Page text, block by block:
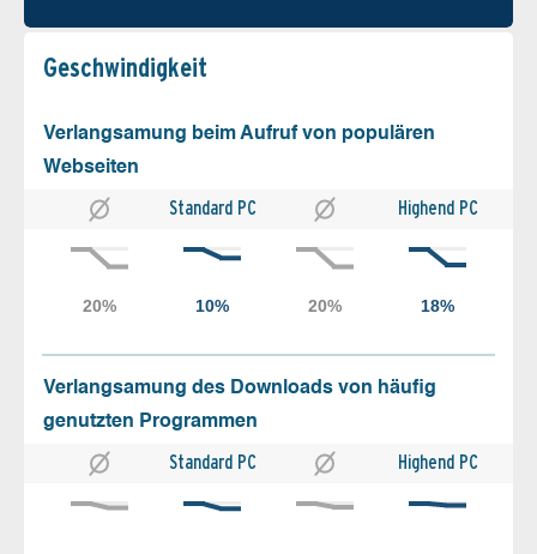
Geschw­indigkeit
Verlangsamung beim Aufruf von populären
Webseiten
Standard PC Highend PC
Verlangsamung des Downloads von häufig
genutzten Programmen
Standard PC Highend PC